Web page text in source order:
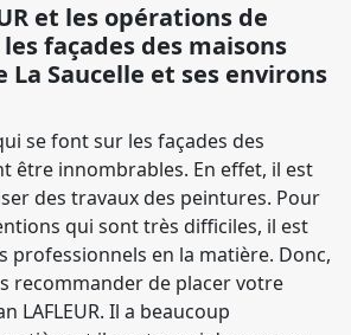
et les opérations de
façades des maisons
La Saucelle et ses environs
se font sur les façades des
être innombrables. En effet, il est
des travaux des peintures. Pour
qui sont très difficiles, il est
professionnels en la matière. Donc,
recommander de placer votre
LAFLEUR. Il a beaucoup